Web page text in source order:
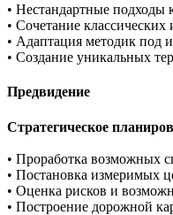
• Нестандартные подходы
• Сочетание
• Адаптация методик под
• Создание уникальных
Предвидение
Стратегическое
• Проработка возможных
• Постановка измеримых
• Оценка рисков и
• Построение дорожной